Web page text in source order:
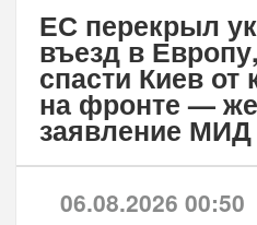
ЕС перекрыл
въезд в
спасти Киев
на фронте —
заявление МИД
06.08.2026 00:50